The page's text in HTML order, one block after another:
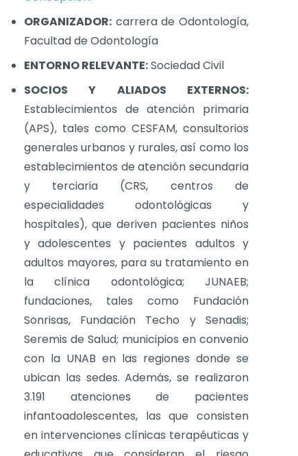
ORGANIZADOR:carrera de Odontología,
Facultad de Odontología
ENTORNO RELEVANTE:Sociedad Civil
SOCIOS Y ALIADOS EXTERNOS:
Establecimientos de atención primaria
(APS), tales como CESFAM, consultorios
generales urbanos y rurales, así como los
establecimientos de atención secundaria
y terciaria (CRS, centros de
especialidades odontológicas y
hospitales), que deriven pacientes niños
y adolescentes y pacientes adultos y
adultos mayores, para su tratamiento en
la clínica odontológica; JUNAEB;
fundaciones, tales como Fundación
Sonrisas, Fundación Techo y Senadis;
Seremis de Salud; municipios en convenio
con la UNAB en las regiones donde se
ubican las sedes. Además, se realizaron
3.191 atenciones de pacientes
infantoadolescentes, las que consisten
en intervenciones clínicas terapéuticas y